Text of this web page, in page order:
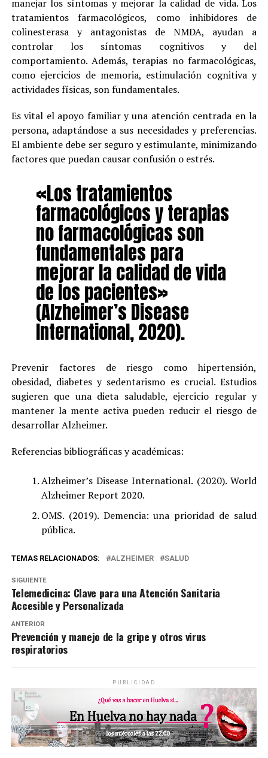
manejar los síntomas y mejorar la calidad de vida. Los
tratamientos farmacológicos, como inhibidores de
colinesterasa y antagonistas de NMDA, ayudan a
controlar los síntomas cognitivos y del
comportamiento. Además, terapias no farmacológicas,
como ejercicios de memoria, estimulación cognitiva y
actividades físicas, son fundamentales.
Es vital el apoyo familiar y una atención centrada en la
persona, adaptándose a sus necesidades y preferencias.
El ambiente debe ser seguro y estimulante, minimizando
factores que puedan causar confusión o estrés.
«Los tratamientos
farmacológicos y terapias
no farmacológicas son
fundamentales para
mejorar la calidad de vida
de los pacientes»
(Alzheimer’s Disease
International, 2020).
Prevenir factores de riesgo como hipertensión,
obesidad, diabetes y sedentarismo es crucial. Estudios
sugieren que una dieta saludable, ejercicio regular y
mantener la mente activa pueden reducir el riesgo de
desarrollar Alzheimer.
Referencias bibliográficas y académicas:
Alzheimer’s Disease International. (2020). World
Alzheimer Report 2020.
OMS. (2019). Demencia: una prioridad de salud
pública.
TEMAS RELACIONADOS: ALZHEIMER SALUD
SIGUIENTE
Telemedicina: Clave para una Atención Sanitaria
Accesible y Personalizada
ANTERIOR
Prevención y manejo de la gripe y otros virus
respiratorios
PUBLICIDAD